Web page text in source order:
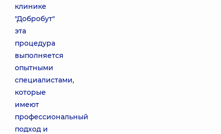
клинике
"Добробут"
эта
процедура
выполняется
опытными
специалистами,
которые
имеют
профессиональный
подход и